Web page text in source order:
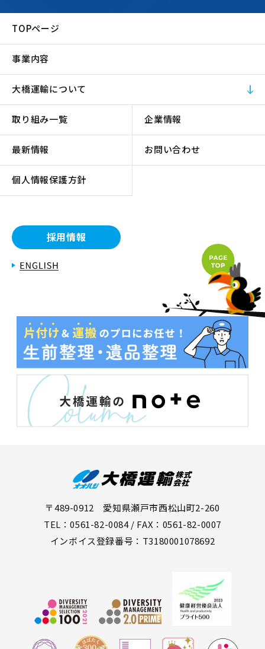
TOPページ
事業内容
大橋運輸について
取り組み一覧 企業情報
最新情報 お問い合わせ
個人情報保護方針
採用情報
〒489-0912 愛知県瀬戸市西松山町2-260
TEL：0561-82-0084 / FAX：0561-82-0007
インボイス登録番号：T3180001078692